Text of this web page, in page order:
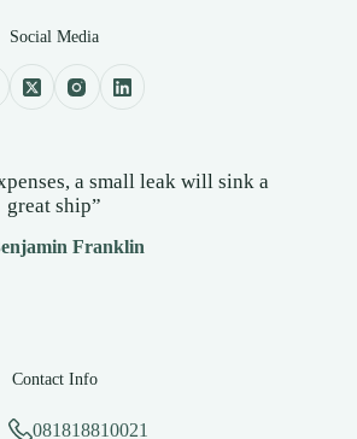
Social Media
a small leak will sink a
great ship”
Franklin
Contact Info
081818810021